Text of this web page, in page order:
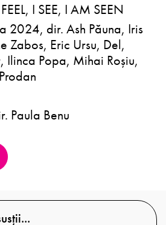
I SEE, I AM SEEN
2024, dir. Ash Păuna, Iris
Zabos, Eric Ursu, Del,
Ilinca Popa, Mihai Roșiu,
Paula Benu